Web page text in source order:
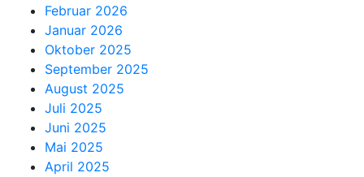
Februar 2026
Januar 2026
Oktober 2025
September 2025
August 2025
Juli 2025
Juni 2025
Mai 2025
April 2025